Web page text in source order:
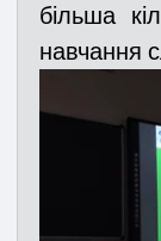
більша
навчання